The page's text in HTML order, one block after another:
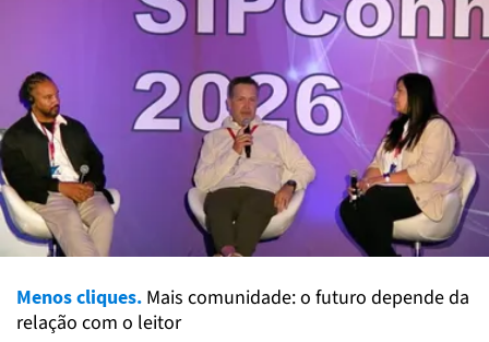
Menos cliques. Mais comunidade: o futuro depende da
relação com o leitor